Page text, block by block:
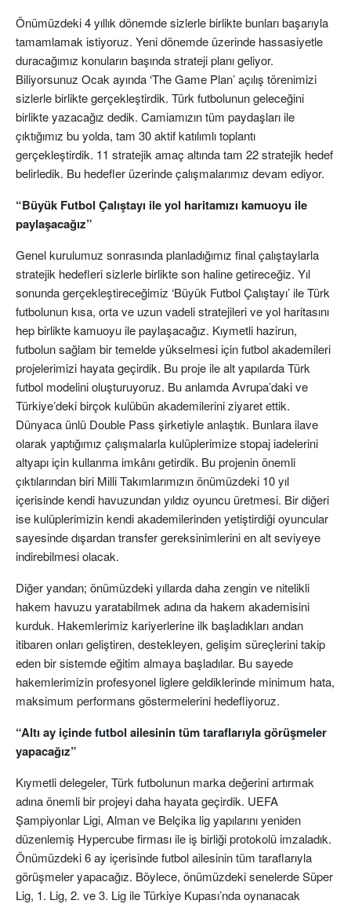
Önümüzdeki 4 yıllık dönemde sizlerle birlikte bunları başarıyla
tamamlamak istiyoruz. Yeni dönemde üzerinde hassasiyetle
duracağımız konuların başında strateji planı geliyor.
Biliyorsunuz Ocak ayında ‘The Game Plan’ açılış törenimizi
sizlerle birlikte gerçekleştirdik. Türk futbolunun geleceğini
birlikte yazacağız dedik. Camiamızın tüm paydaşları ile
çıktığımız bu yolda, tam 30 aktif katılımlı toplantı
gerçekleştirdik. 11 stratejik amaç altında tam 22 stratejik hedef
belirledik. Bu hedefler üzerinde çalışmalarımız devam ediyor.
“Büyük Futbol Çalıştayı ile yol haritamızı kamuoyu ile
paylaşacağız”
Genel kurulumuz sonrasında planladığımız final çalıştaylarla
stratejik hedefleri sizlerle birlikte son haline getireceğiz. Yıl
sonunda gerçekleştireceğimiz ‘Büyük Futbol Çalıştayı’ ile Türk
futbolunun kısa, orta ve uzun vadeli stratejileri ve yol haritasını
hep birlikte kamuoyu ile paylaşacağız. Kıymetli hazirun,
futbolun sağlam bir temelde yükselmesi için futbol akademileri
projelerimizi hayata geçirdik. Bu proje ile alt yapılarda Türk
futbol modelini oluşturuyoruz. Bu anlamda Avrupa’daki ve
Türkiye’deki birçok kulübün akademilerini ziyaret ettik.
Dünyaca ünlü Double Pass şirketiyle anlaştık. Bunlara ilave
olarak yaptığımız çalışmalarla kulüplerimize stopaj iadelerini
altyapı için kullanma imkânı getirdik. Bu projenin önemli
çıktılarından biri Milli Takımlarımızın önümüzdeki 10 yıl
içerisinde kendi havuzundan yıldız oyuncu üretmesi. Bir diğeri
ise kulüplerimizin kendi akademilerinden yetiştirdiği oyuncular
sayesinde dışardan transfer gereksinimlerini en alt seviyeye
indirebilmesi olacak.
Diğer yandan; önümüzdeki yıllarda daha zengin ve nitelikli
hakem havuzu yaratabilmek adına da hakem akademisini
kurduk. Hakemlerimiz kariyerlerine ilk başladıkları andan
itibaren onları geliştiren, destekleyen, gelişim süreçlerini takip
eden bir sistemde eğitim almaya başladılar. Bu sayede
hakemlerimizin profesyonel liglere geldiklerinde minimum hata,
maksimum performans göstermelerini hedefliyoruz.
“Altı ay içinde futbol ailesinin tüm taraflarıyla görüşmeler
yapacağız”
Kıymetli delegeler, Türk futbolunun marka değerini artırmak
adına önemli bir projeyi daha hayata geçirdik. UEFA
Şampiyonlar Ligi, Alman ve Belçika lig yapılarını yeniden
düzenlemiş Hypercube firması ile iş birliği protokolü imzaladık.
Önümüzdeki 6 ay içerisinde futbol ailesinin tüm taraflarıyla
görüşmeler yapacağız. Böylece, önümüzdeki senelerde Süper
Lig, 1. Lig, 2. ve 3. Lig ile Türkiye Kupası’nda oynanacak